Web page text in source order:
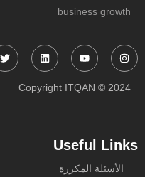
business growth
Instagram
Youtube
Linkedin
Copyright ITQAN © 2024
Useful Links
الأسئلة المكررة